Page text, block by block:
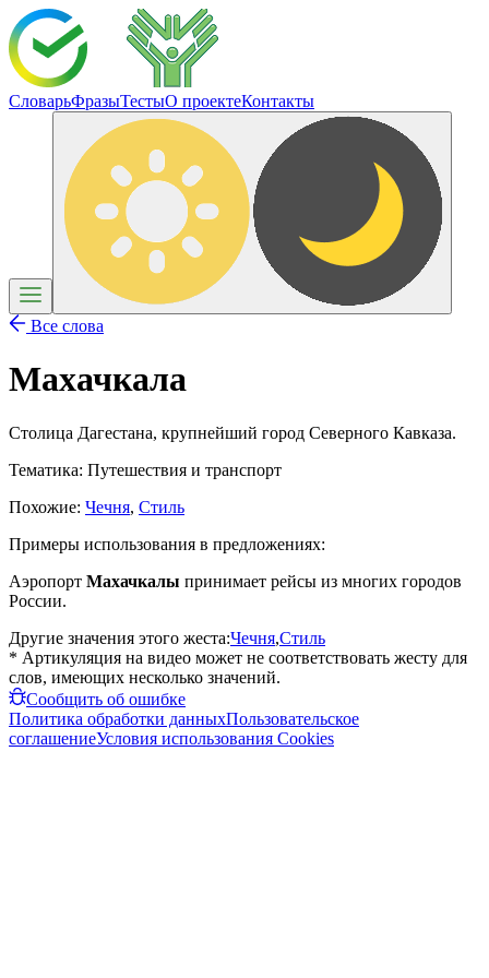
СловарьФразыТестыО проектеКонтакты
Все слова
Махачкала
Столица Дагестана, крупнейший город Северного Кавказа.
Тематика: Путешествия и транспорт
Похожие: Чечня, Стиль
Примеры использования в предложениях:
Аэропорт Махачкалы принимает рейсы из многих городов
России.
Другие значения этого жеста:Чечня,Стиль
* Артикуляция на видео может не соответствовать жесту для
слов, имеющих несколько значений.
Сообщить об ошибке
Политика обработки данныхПользовательское
соглашениеУсловия использования Cookies